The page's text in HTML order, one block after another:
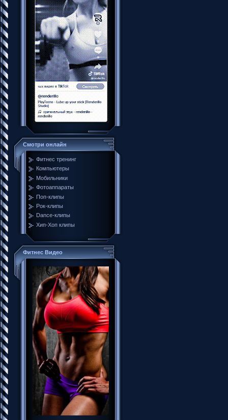
Смотри онлайн
Фитнес тренинг
Компьютеры
Мобильники
Фотоаппараты
Поп-клипы
Рок-клипы
Dance-клипы
Хип-Хоп клипы
Фитнес Видео